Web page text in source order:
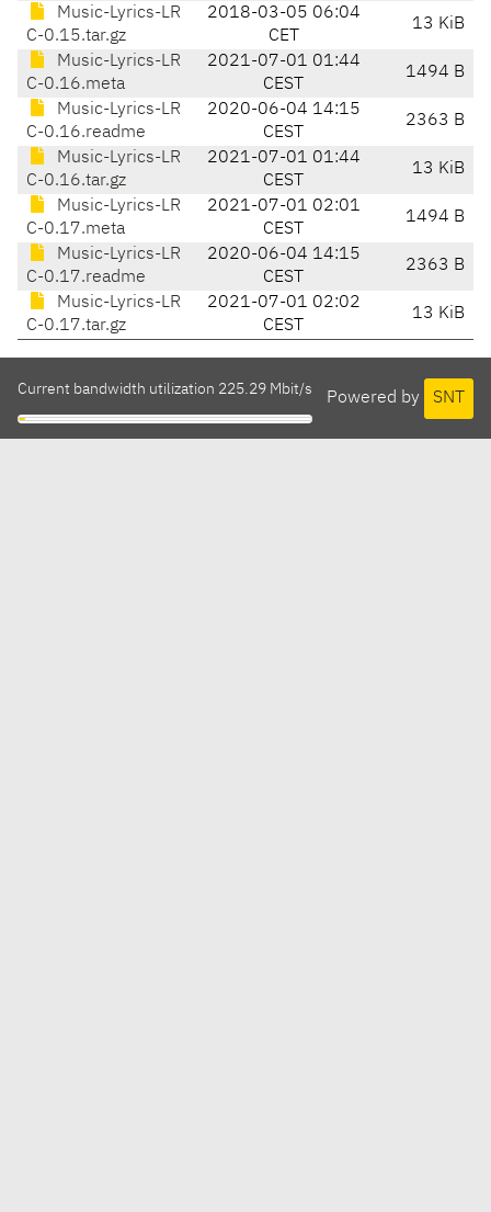
Music-Lyrics-LR
C-0.15.tar.gz
2018-03-05 06:04
CET
13 KiB
Music-Lyrics-LR
C-0.16.meta
2021-07-01 01:44
CEST
1494 B
Music-Lyrics-LR
C-0.16.readme
2020-06-04 14:15
CEST
2363 B
Music-Lyrics-LR
C-0.16.tar.gz
2021-07-01 01:44
CEST
13 KiB
Music-Lyrics-LR
C-0.17.meta
2021-07-01 02:01
CEST
1494 B
Music-Lyrics-LR
C-0.17.readme
2020-06-04 14:15
CEST
2363 B
Music-Lyrics-LR
C-0.17.tar.gz
2021-07-01 02:02
CEST
13 KiB
Powered by SNT
Current bandwidth utilization 225.29 Mbit/s